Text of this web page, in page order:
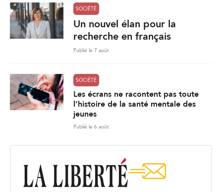
SOCIÉTÉ
Un nouvel élan pour la
recherche en français
Publié le 7 août
SOCIÉTÉ
Les écrans ne racontent pas toute
l’histoire de la santé mentale des
jeunes
Publié le 6 août